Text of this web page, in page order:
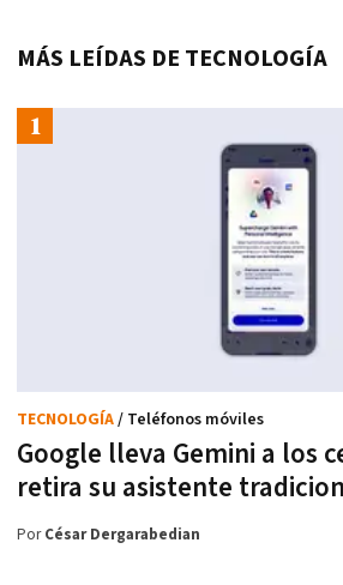
MÁS LEÍDAS DE TECNOLOGÍA
Google lleva Gemini a los
retira su asistente
TECNOLOGÍA/ Teléfonos móviles
PorCésar Dergarabedian